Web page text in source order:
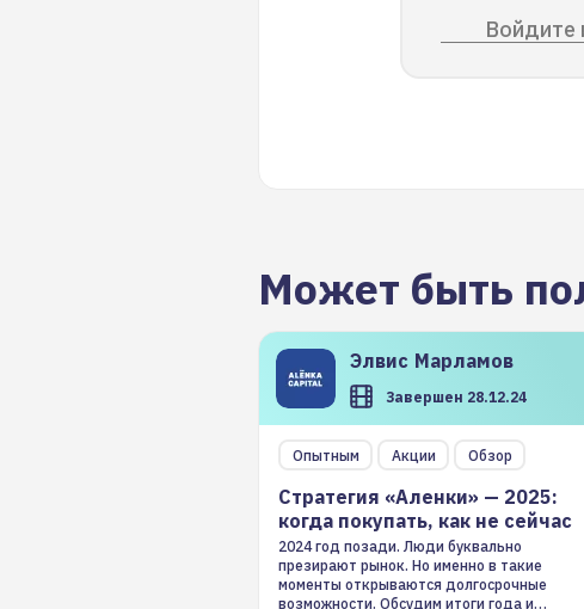
Войдите
Может быть
Элвис Марламов
Завершен 28.12.24
Опытным Акции Обзор
Стратегия «Аленки» — 2025:
когда покупать, как не сейчас
2024 год позади. Люди буквально
презирают рынок. Но именно в такие
моменты открываются долгосрочные
возможности. Обсудим итоги года и